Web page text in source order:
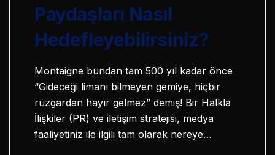
Paydaşları Nasıl
Hedefleyebilirsiniz?
Montaigne bundan tam 500 yıl kadar önce
“Gideceği limanı bilmeyen gemiye, hiçbir
rüzgardan hayır gelmez” demiş! Bir Halkla
İlişkiler (PR) ve iletişim stratejisi, medya
faaliyetiniz ile ilgili tam olarak nereye…